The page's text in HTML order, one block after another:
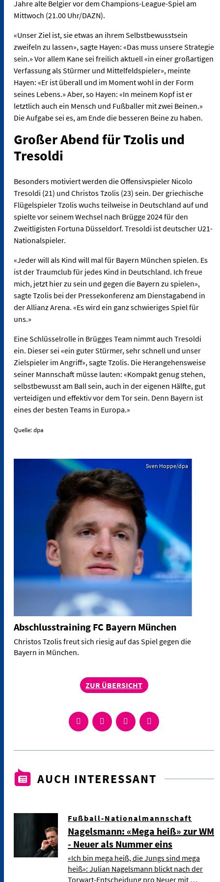
Jahre alte Belgier vor dem Champions-League-Spiel am
Mittwoch (21.00 Uhr/DAZN).
«Unser Ziel ist, sie etwas an ihrem Selbstbewusstsein
zweifeln zu lassen», sagte Hayen: «Das muss unsere Strategie
sein.» Vor allem Kane sei freilich aktuell «in einer großartigen
Verfassung als Stürmer und Mittelfeldspieler», meinte
Hayen: «Er ist überall und im Moment wohl in der Form
seines Lebens.» Aber, so Hayen: «In meinem Kopf ist er
letztlich auch ein Mensch und Fußballer mit zwei Beinen.»
Die Aufgabe sei es, am Ende die besseren Beine zu haben.
Großer Abend für Tzolis und
Tresoldi
Besonders motiviert werden die Offensivspieler Nicolo
Tresoldi (21) und Christos Tzolis (23) sein. Der griechische
Flügelspieler Tzolis wuchs teilweise in Deutschland auf und
spielte vor seinem Wechsel nach Brügge 2024 für den
Zweitligisten Fortuna Düsseldorf. Tresoldi ist deutscher U21-
Nationalspieler.
«Jeder will als Kind will mal für Bayern München spielen. Es
ist der Traumclub für jedes Kind in Deutschland. Ich freue
mich, jetzt hier zu sein und gegen die Bayern zu spielen»,
sagte Tzolis bei der Pressekonferenz am Dienstagabend in
der Allianz Arena. «Es wird ein ganz schwieriges Spiel für
uns.»
Eine Schlüsselrolle in Brügges Team nimmt auch Tresoldi
ein. Dieser sei «ein guter Stürmer, sehr schnell und unser
Zielspieler im Angriff», sagte Tzolis. Die Herangehensweise
seiner Mannschaft müsse lauten: «Kompakt genug stehen,
selbstbewusst am Ball sein, auch in der eigenen Hälfte, gut
verteidigen und effektiv vor dem Tor sein. Denn Bayern ist
eines der besten Teams in Europa.»
Quelle: dpa
Sven Hoppe/dpa
Abschlusstraining FC Bayern München
Christos Tzolis freut sich riesig auf das Spiel gegen die
Bayern in München.
ZUR ÜBERSICHT
AUCH INTERESSANT
Fußball-Nationalmannschaft
Nagelsmann: «Mega heiß» zur WM
- Neuer als Nummer eins
«Ich bin mega heiß, die Jungs sind mega
heiß»: Julian Nagelsmann blickt nach der
Torwart-Entscheidung pro Neuer mit …